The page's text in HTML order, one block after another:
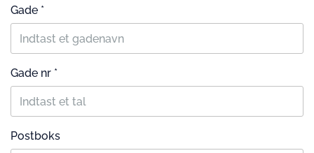
Gade *
Gade nr *
Postboks